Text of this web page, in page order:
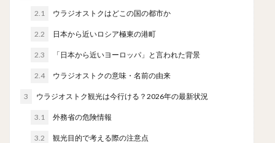
2.1 ウラジオストクはどこの国の都市か
2.2 日本から近いロシア極東の港町
2.3 「日本から近いヨーロッパ」と言われた背景
2.4 ウラジオストクの意味・名前の由来
3 ウラジオストク観光は今行ける？2026年の最新状況
3.1 外務省の危険情報
3.2 観光目的で考える際の注意点